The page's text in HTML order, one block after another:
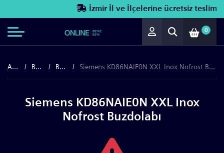
İzmir İl ve İlçelerine ücretsiz teslimat!
0
Anasayfa Beyaz Eşya Buzdolapları Siemens KD86NAIE0N XXL Inox Nofrost Buzdolabı
Siemens KD86NAIE0N XXL Inox
Nofrost Buzdolabı